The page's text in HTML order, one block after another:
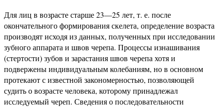
Для лиц в возрасте старше 23—25 лет, т. е. после
окончательного формирования скелета, определение возраста
производят исходя из данных, полученных при исследовании
зубного аппарата и швов черепа. Процессы изнашивания
(стертости) зубов и зарастания швов черепа хотя и
подвержены индивидуальным колебаниям, но в основном
протекают с известной закономерностью, позволяющей
судить о возрасте человека, которому принадлежал
исследуемый череп. Сведения о последовательности